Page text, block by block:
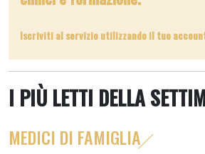
Iscriviti al servizio utilizzando il tuo
I PIÙ LETTI DELLA
MEDICI DI FAMIGLIA